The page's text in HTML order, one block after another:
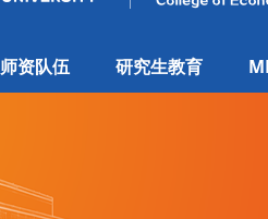
师资队伍 研究生教育